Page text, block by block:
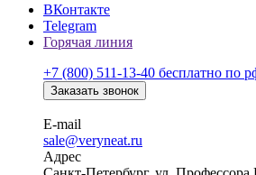
ВКонтакте
Telegram
Горячая линия
+7 (800) 511-13-40 бесплатно по
Заказать звонок
E-mail
sale@veryneat.ru
Адрес